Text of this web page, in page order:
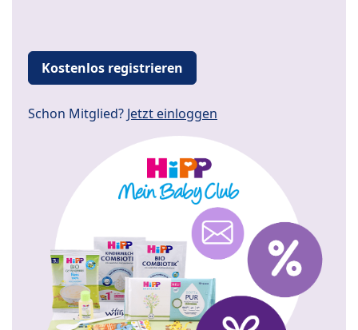
Kostenlos registrieren
Schon Mitglied? Jetzt einloggen